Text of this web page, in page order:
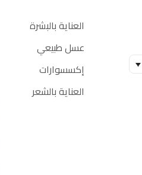
العناية بالبشرة
عسل طبيعي
إكسسوارات
العناية بالشعر